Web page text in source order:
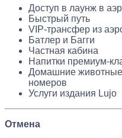
Доступ в лаунж в
Быстрый путь
VIP-трансфер из
Батлер и Багги
Частная кабина
Напитки премиум-
Домашние животные
номеров
Услуги издания Lujo
Отмена